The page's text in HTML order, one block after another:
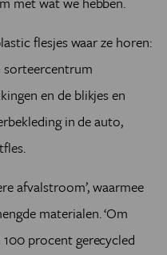
flesjes waar ze horen:
sorteercentrum
en de blikjes en
in de auto,
afvalstroom’, waarmee
materialen. ‘Om
procent gerecycled